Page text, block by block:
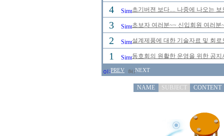
4 초기버젼 보다.... 나중에 나오는
3 초보자 여러분~~ 신입회원 여러
2 설계제품에 대한 기술자료 및 회
1 동호회의 원활한 운영을 위한 공
PREV NEXT